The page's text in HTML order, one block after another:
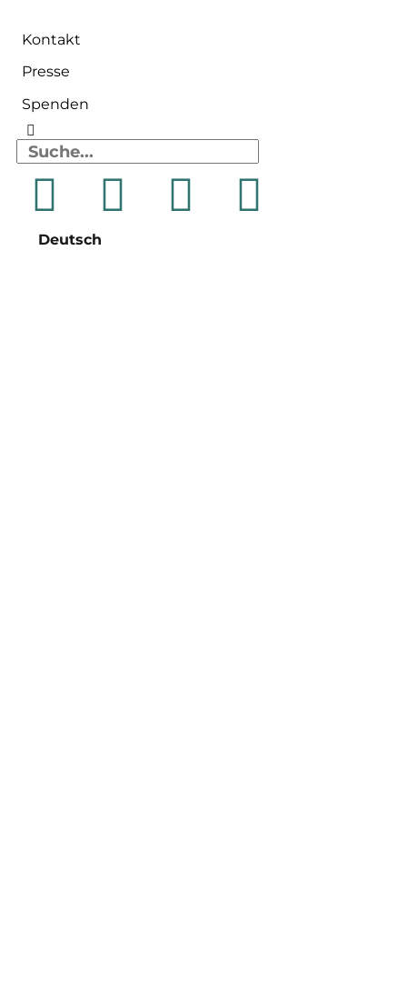
Kontakt
Presse
Spenden
Deutsch